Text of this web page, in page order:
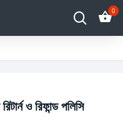
0
ও রিফান্ড পলিসি